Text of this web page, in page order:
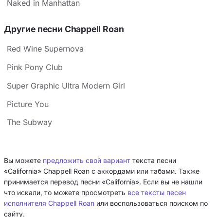
Naked in Manhattan
Другие песни Chappell Roan
Red Wine Supernova
Pink Pony Club
Super Graphic Ultra Modern Girl
Picture You
The Subway
Вы можете предложить свой вариант текста песни
«California» Chappell Roan с аккордами или табами. Также
принимается перевод песни «California». Если вы не нашли
что искали, то можете просмотреть все тексты песен
исполнителя Chappell Roan или воспользоваться поиском по
сайту.